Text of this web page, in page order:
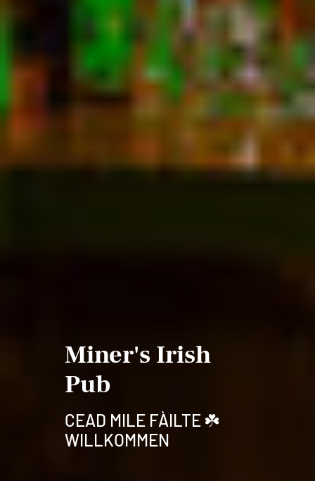
Miner's Irish
Pub
CEAD MILE FÀILTE ☘️
WILLKOMMEN